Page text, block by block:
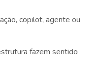
copilot, agente ou
fazem sentido